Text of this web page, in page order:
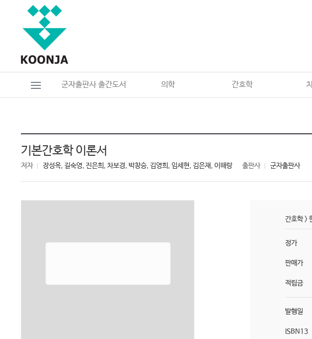
군자출판사 출간도서 의학 간호학
기본간호학 이론서
저자 장성옥, 길숙영, 진은희, 차보경, 박창승, 김영희, 임세현, 김은재, 이해랑 출판사 군자출판사
간호학>
정가
판매가
적립금
발행일
ISBN13